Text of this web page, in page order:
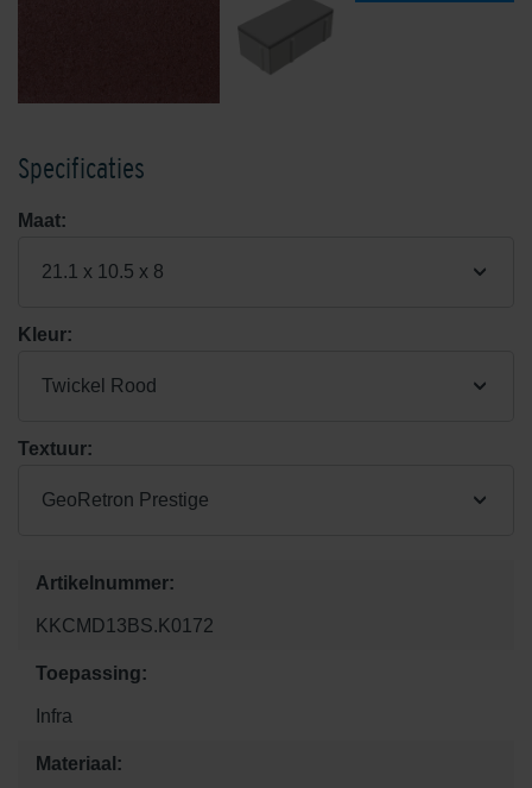
Specificaties
Maat:
21.1 x 10.5 x 8
Kleur:
Twickel Rood
Textuur:
GeoRetron Prestige
Artikelnummer:
KKCMD13BS.K0172
Toepassing:
Infra
Materiaal: